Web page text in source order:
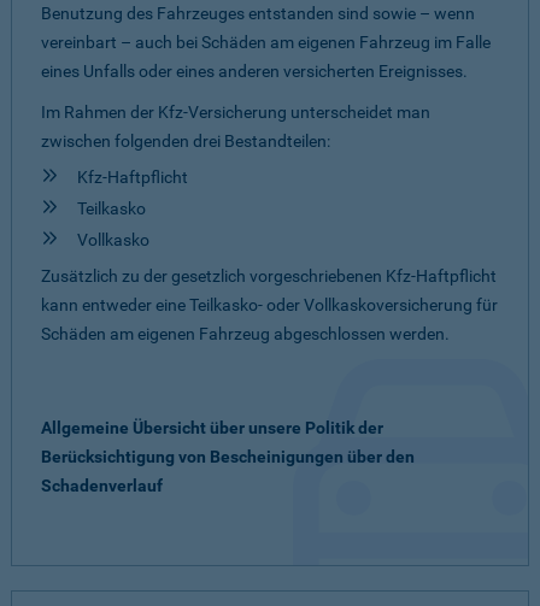
Benutzung des Fahrzeuges entstanden sind sowie – wenn
vereinbart – auch bei Schäden am eigenen Fahrzeug im Falle
eines Unfalls oder eines anderen versicherten Ereignisses.
Im Rahmen der Kfz-Versicherung unterscheidet man
zwischen folgenden drei Bestandteilen:
Kfz-Haftpflicht
Teilkasko
Vollkasko
Zusätzlich zu der gesetzlich vorgeschriebenen Kfz-Haftpflicht
kann entweder eine Teilkasko- oder Vollkaskoversicherung für
Schäden am eigenen Fahrzeug abgeschlossen werden.
Allgemeine Übersicht über unsere Politik der
Berücksichtigung von Bescheinigungen über den
Schadenverlauf